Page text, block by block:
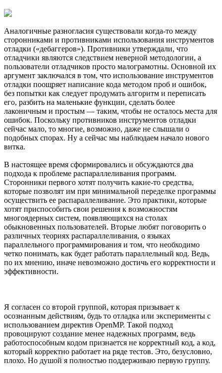
Аналогичные разногласия существовали когда-то между
сторонниками и противниками использования инструментов
отладки («дебаггеров»). Противники утверждали, что
отладчики являются следствием неверной методологии, а
пользователи отладчиков просто малограмотны. Основной их
аргумент заключался в том, что использование инструментов
отладки поощряет написание кода методом проб и ошибок,
без попытки как следует продумать алгоритм и переписать
его, разбить на маленькие функции, сделать более
лаконичным и простым — таким, чтобы не осталось места для
ошибок. Поскольку противников инструментов отладки
сейчас мало, то многие, возможно, даже не слышали о
подобных спорах. Ну а сейчас мы наблюдаем начало нового
витка.
В настоящее время сформировались и обсуждаются два
подхода к проблеме распараллеливания программ.
Сторонники первого хотят получить какие-то средства,
которые позволят им при минимальной переделке программы
осуществить ее распараллеливание. Это практики, которые
хотят приспособить свои решения к возможностям
многоядерных систем, появляющихся на столах
обыкновенных пользователей. Вторые любят поговорить о
различных теориях распараллеливания, о языках
параллельного программирования и том, что необходимо
четко понимать, как будет работать параллельный код. Ведь,
по их мнению, иначе невозможно достичь его корректности и
эффективности.
Я согласен со второй группой, которая призывает к
осознанным действиям, будь то отладка или эксперименты с
использованием директив OpenMP. Такой подход
провоцируют создание менее надежных программ, ведь
работоспособным кодом признается не корректный код, а код,
который корректно работает на ряде тестов. Это, безусловно,
плохо. Но душой я полностью поддерживаю первую группу.